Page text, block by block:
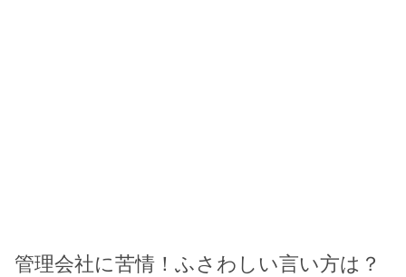
管理会社に苦情！ふさわしい言い方は？